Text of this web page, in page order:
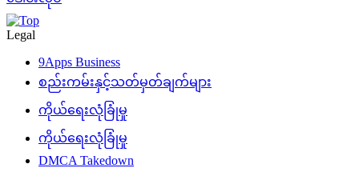
Legal
9Apps Business
စည်းကမ်းနှင့်သတ်မှတ်ချက်များ
ကိုယ်ရေးလုံခြုံမှု
ကိုယ်ရေးလုံခြုံမှု
DMCA Takedown